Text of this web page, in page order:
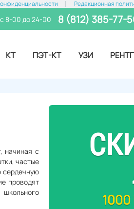
Редакционная
8-00 до 24-00 8 (812) 385-77-
КТ ПЭТ-КТ УЗИ
начиная с
частые
сердечную
проводят